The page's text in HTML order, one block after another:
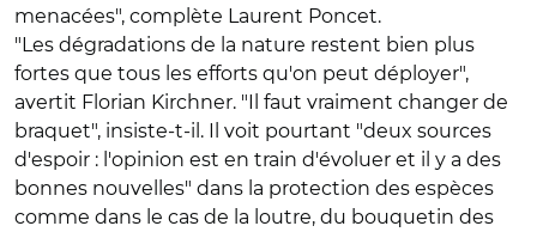
menacées", complète Laurent Poncet.
"Les dégradations de la nature restent bien plus
fortes que tous les efforts qu'on peut déployer",
avertit Florian Kirchner. "Il faut vraiment changer de
braquet", insiste-t-il. Il voit pourtant "deux sources
d'espoir : l'opinion est en train d'évoluer et il y a des
bonnes nouvelles" dans la protection des espèces
comme dans le cas de la loutre, du bouquetin des